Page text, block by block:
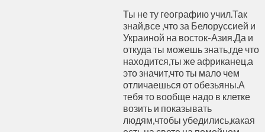
Ты не ту географию учил.Так
знай,все ,что за Белоруссией и
Украиной на восток-Азия.Да и
откуда ты можешь знать,где что
находится,ты же африканец,а
это значит,что ты мало чем
отличаешься от обезьяны.А
тебя то вообще надо в клетке
возить и показывать
людям,чтобы убедились,какая